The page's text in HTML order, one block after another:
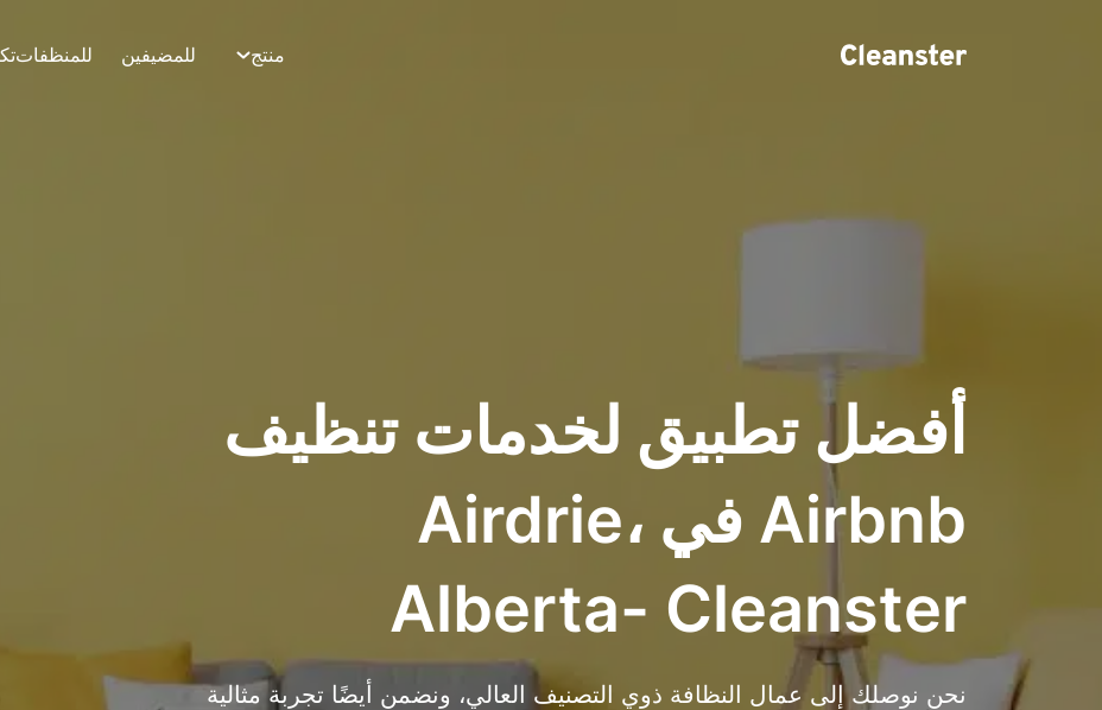
منتج للمضيفين للمنظفات
أفضل تطبيق لخدمات تنظيف
Airbnb في Airdrie،
Alberta- Cleanster
نحن نوصلك إلى عمال النظافة ذوي التصنيف العالي، ونضمن أيضًا تجربة مثالية